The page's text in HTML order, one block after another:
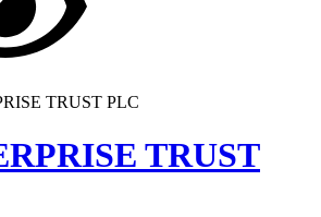
TRUST